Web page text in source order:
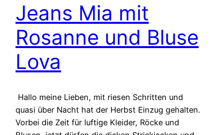
Jeans Mia mit
Rosanne und Bluse
Lova
Hallo meine Lieben, mit riesen Schritten und
quasi über Nacht hat der Herbst Einzug gehalten.
Vorbei die Zeit für luftige Kleider, Röcke und